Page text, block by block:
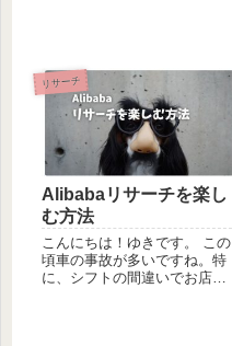
リサーチ
Alibabaリサーチを楽し
む方法
こんにちは！ゆきです。 この
頃車の事故が多いですね。特
に、シフトの間違いでお店に